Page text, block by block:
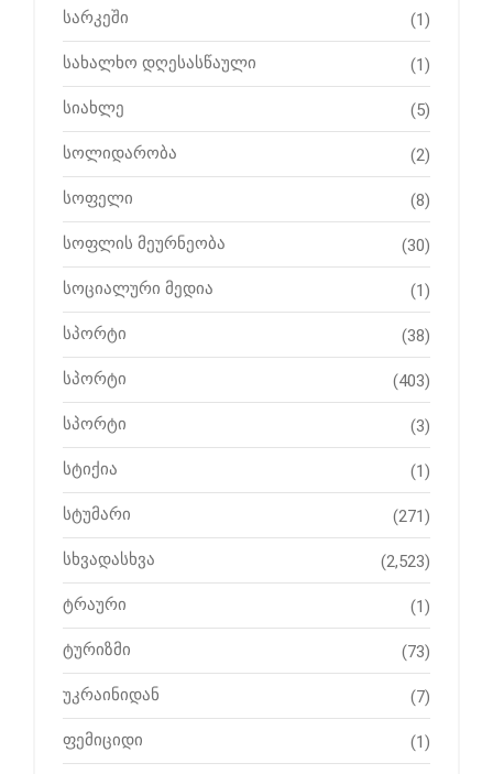
სარკეში (1)
სახალხო დღესასწაული (1)
სიახლე (5)
სოლიდარობა (2)
სოფელი (8)
სოფლის მეურნეობა (30)
სოციალური მედია (1)
სპორტი (38)
სპორტი (403)
სპორტი (3)
სტიქია (1)
სტუმარი (271)
სხვადასხვა (2,523)
ტრაური (1)
ტურიზმი (73)
უკრაინიდან (7)
ფემიციდი (1)